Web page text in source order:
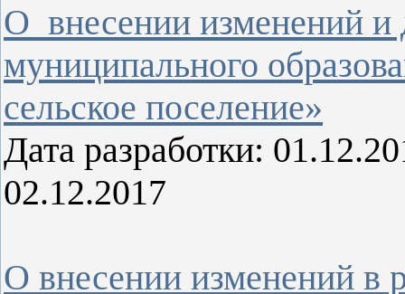
О внесении изменений и
муниципального
сельское поселение»
Дата разработки:
02.12.2017
О внесении изменений в